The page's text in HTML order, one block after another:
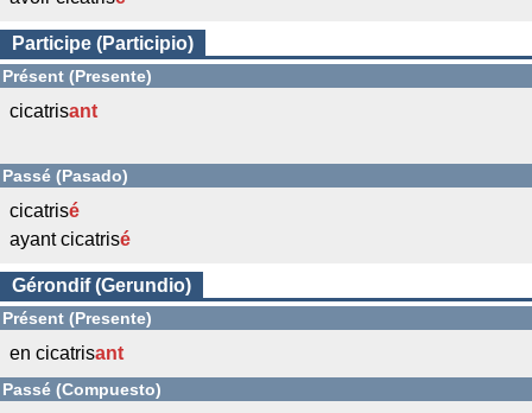
Participe (Participio)
Présent (Presente)
cicatrisant
Passé (Pasado)
cicatrisé
ayant cicatrisé
Gérondif (Gerundio)
Présent (Presente)
en cicatrisant
Passé (Compuesto)